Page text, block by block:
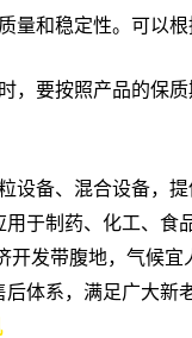
量和稳定性。可以
，要按照产品的保
备、混合设备，
于制药、化工、食
发带腹地，气候宜
体系，满足广大新